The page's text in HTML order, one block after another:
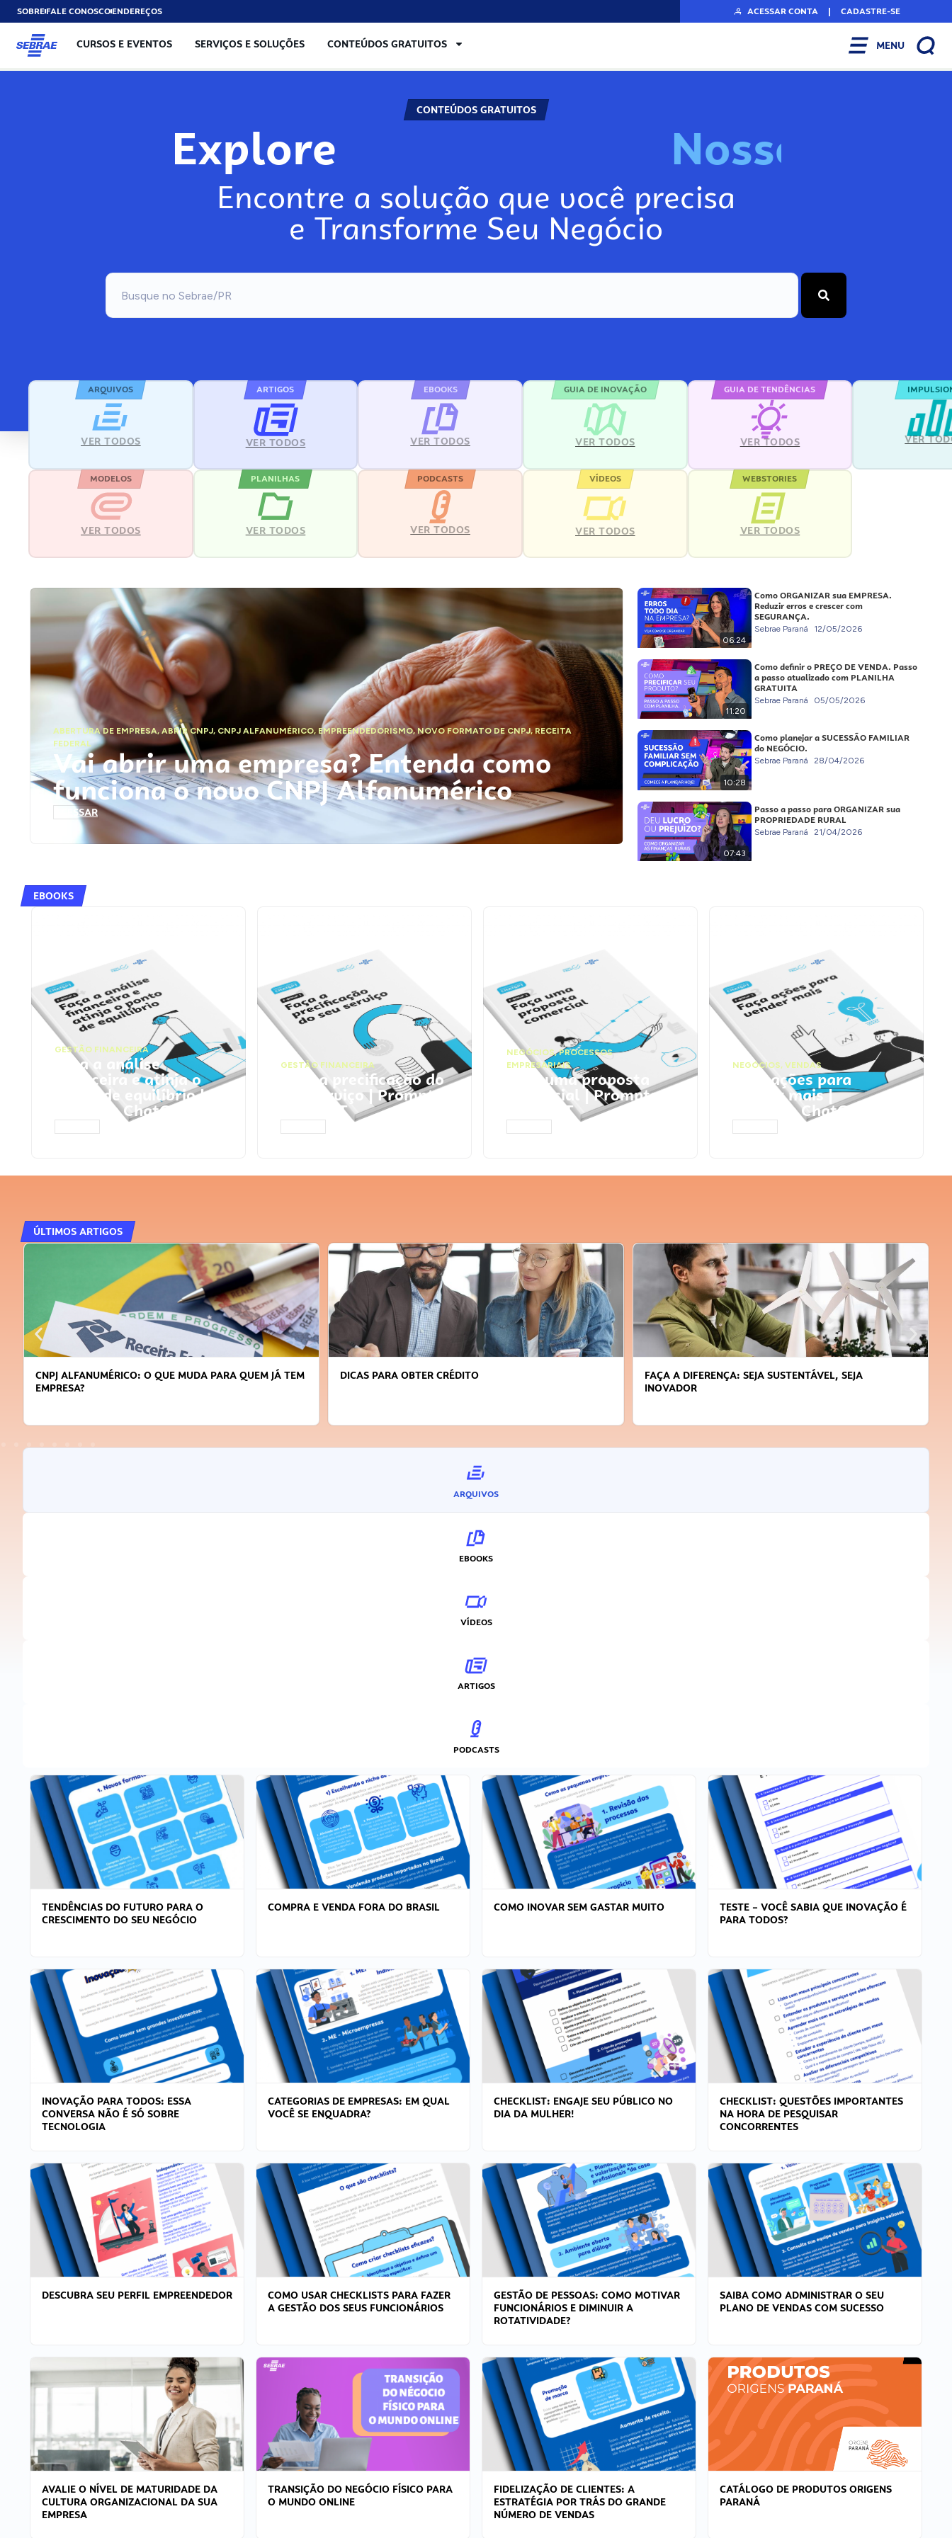
SOBREFALE CONOSCOENDEREÇOS ACESSAR CONTA | CADASTRE-SE
CURSOS E EVENTOS SERVIÇOS E SOLUÇÕES CONTEÚDOS GRATUITOS MENU
CONTEÚDOS GRATUITOS
Explore Nosso
Encontre a solução que você precisa
e Transforme Seu Negócio
ARQUIVOS
VER TODOS
ARTIGOS
VER TODOS
EBOOKS
VER TODOS
GUIA DE INOVAÇÃO
VER TODOS
GUIA DE TENDÊNCIAS
VER TODOS VER
MODELOS
VER TODOS
PLANILHAS
VER TODOS
PODCASTS
VER TODOS
VÍDEOS
VER TODOS
WEBSTORIES
VER TODOS
ABERTURA DE EMPRESA,ABRIR CNPJ, CNPJ ALFANUMÉRICO, EMPREENDEDORISMO,NOVO FORMATO DE CNPJ,RECEITA
FEDERAL
Vai abrir uma empresa? Entenda como
funciona o novo CNPJ Alfanumérico
ACESSAR
06:24
Como ORGANIZAR sua EMPRESA.
Reduzir erros e crescer com
SEGURANÇA.
Sebrae Paraná 12/05/2026
11:20
Como definir o PREÇO DE VENDA. Passo
a passo atualizado com PLANILHA
GRATUITA
Sebrae Paraná 05/05/2026
10:28
Como planejar a SUCESSÃO FAMILIAR
do NEGÓCIO.
Sebrae Paraná 28/04/2026
07:43
Passo a passo para ORGANIZAR sua
PROPRIEDADE RURAL
Sebrae Paraná 21/04/2026
EBOOKS
GESTÃO FINANCEIRA
Faça a análise
financeira e atinja o
ponto de equilíbrio |
Prompts ChatGPT
GESTÃO FINANCEIRA
Faça a precificação do
seu serviço | Prompts
ChatGPT
NEGÓCIOS,PROCESSOS
EMPRESARIAIS
Faça uma proposta
comercial | Prompts
ChatGPT
NEGÓCIOS, VENDAS
Faça ações para
vender mais |
Prompts ChatGPT
ÚLTIMOS ARTIGOS
CNPJ ALFANUMÉRICO: O QUE MUDA PARA QUEM JÁ TEM
EMPRESA?
DICAS PARA OBTER CRÉDITO
FAÇA A DIFERENÇA: SEJA SUSTENTÁVEL, SEJA
INOVADOR
ARQUIVOS
EBOOKS
VÍDEOS
ARTIGOS
PODCASTS
TENDÊNCIAS DO FUTURO PARA O
CRESCIMENTO DO SEU NEGÓCIO
COMPRA E VENDA FORA DO BRASIL COMO INOVAR SEM GASTAR MUITO
TESTE – VOCÊ SABIA QUE INOVAÇÃO É
PARA TODOS?
INOVAÇÃO PARA TODOS: ESSA
CONVERSA NÃO É SÓ SOBRE
TECNOLOGIA
CATEGORIAS DE EMPRESAS: EM QUAL
VOCÊ SE ENQUADRA?
CHECKLIST: ENGAJE SEU PÚBLICO NO
DIA DA MULHER!
CHECKLIST: QUESTÕES IMPORTANTES
NA HORA DE PESQUISAR
CONCORRENTES
DESCUBRA SEU PERFIL EMPREENDEDOR
COMO USAR CHECKLISTS PARA FAZER
A GESTÃO DOS SEUS FUNCIONÁRIOS
GESTÃO DE PESSOAS: COMO MOTIVAR
FUNCIONÁRIOS E DIMINUIR A
ROTATIVIDADE?
SAIBA COMO ADMINISTRAR O SEU
PLANO DE VENDAS COM SUCESSO
AVALIE O NÍVEL DE MATURIDADE DA
CULTURA ORGANIZACIONAL DA SUA
EMPRESA
TRANSIÇÃO DO NEGÓCIO FÍSICO PARA
O MUNDO ONLINE
FIDELIZAÇÃO DE CLIENTES: A
ESTRATÉGIA POR TRÁS DO GRANDE
NÚMERO DE VENDAS
CATÁLOGO DE PRODUTOS ORIGENS
PARANÁ